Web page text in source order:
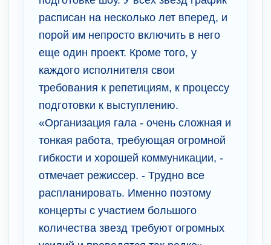
расписан на несколько лет вперед, и
порой им непросто включить в него
еще один проект. Кроме того, у
каждого исполнителя свои
требования к репетициям, к процессу
подготовки к выступлению.
«Организация гала - очень сложная и
тонкая работа, требующая огромной
гибкости и хорошей коммуникации, -
отмечает режиссер. - Трудно все
распланировать. Именно поэтому
концерты с участием большого
количества звезд требуют огромных